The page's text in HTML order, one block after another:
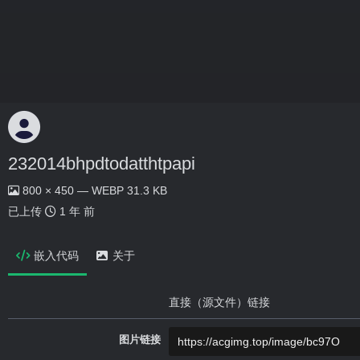
232014bhpdtodatthtpapi
800 × 450 — WEBP 31.3 KB
已上传
1 年 前
嵌入代码 关于
直接（源文件）链接
图片链接